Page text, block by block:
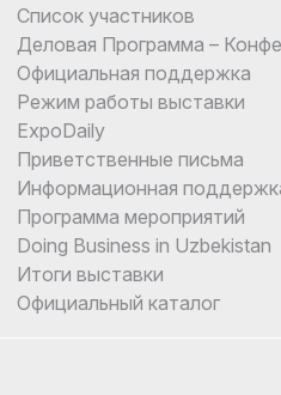
Список участников
Деловая Программа –
Официальная поддержка
Режим работы выставки
ExpoDaily
Приветственные письма
Информационная
Программа мероприятий
Doing Business in Uzbekistan
Итоги выставки
Официальный каталог